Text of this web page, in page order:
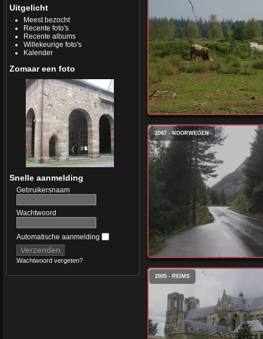
Uitgelicht
Meest bezocht
Recente foto's
Recente albums
Willekeurige foto's
Kalender
Zomaar een foto
Snelle aanmelding
Gebruikersnaam
Wachtwoord
Automatische aanmelding
Wachtwoord vergeten?
2007 - NOORWEGEN
2005 - REIMS